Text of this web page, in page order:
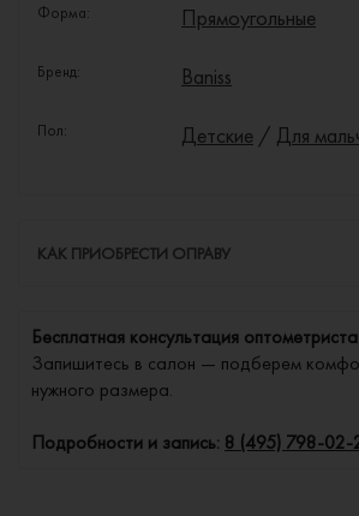
Форма: Прямоугольные
Бренд: Baniss
Пол: Детские / Для
КАК ПРИОБРЕСТИ ОПРАВУ
Бесплатная консультация оптометриста.
Запишитесь в салон — подберем
нужного размера.
Подробности и запись: 8 (495) 798-02-